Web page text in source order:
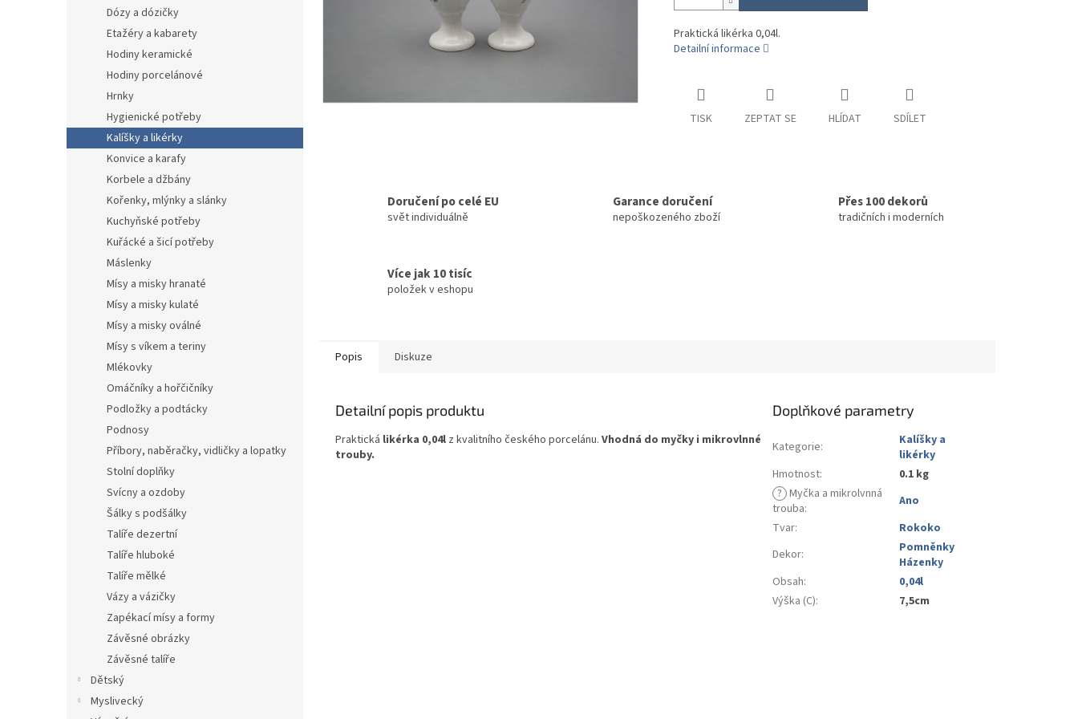
Dózy a dózičky
Etažéry a kabarety
Hodiny keramické
Hodiny porcelánové
Hrnky
Hygienické potřeby
Kalíšky a likérky
Konvice a karafy
Korbele a džbány
Kořenky, mlýnky a slánky
Kuchyňské potřeby
Kuřácké a šicí potřeby
Máslenky
Mísy a misky hranaté
Mísy a misky kulaté
Mísy a misky oválné
Mísy s víkem a teriny
Mlékovky
Omáčníky a hořčičníky
Podložky a podtácky
Podnosy
Příbory, naběračky, vidličky a lopatky
Stolní doplňky
Svícny a ozdoby
Šálky s podšálky
Talíře dezertní
Talíře hluboké
Talíře mělké
Vázy a vázičky
Zapékací mísy a formy
Závěsné obrázky
Závěsné talíře
Dětský
Myslivecký
Praktická likérka 0,04l.
Detailní informace
TISK ZEPTAT SE HLÍDAT SDÍLET
Doručení po celé EU
svět individuálně
Garance doručení
nepoškozeného zboží
Přes 100 dekorů
tradičních i moderních
Více jak 10 tisíc
položek v eshopu
Popis Diskuze
Detailní popis produktu
Praktická likérka 0,04l z kvalitního českého porcelánu. Vhodná do myčky i mikrovlnné
trouby.
Doplňkové parametry
Kategorie:
Kalíšky a
likérky
Hmotnost:
0.1 kg
? Myčka a mikrolvnná
trouba:
Ano
Tvar:
Rokoko
Dekor:
Pomněnky
Házenky
Obsah:
0,04l
Výška (C): 7,5cm